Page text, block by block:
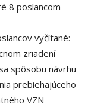
8 poslancom
vyčítané:
zriadení
spôsobu návrhu
prebiehajúceho
VZN